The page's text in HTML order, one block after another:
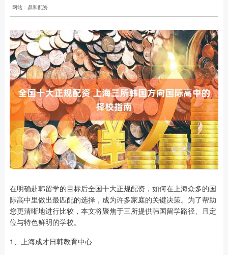
网站：鼎和配资
在明确赴韩留学的目标后全国十大正规配资，如何在上海众多的国
际高中里做出最匹配的选择，成为许多家庭的关键决策。为了帮助
您更清晰地进行比较，本文将聚焦于三所提供韩国留学路径、且定
位与特色鲜明的学校。
1、上海成才日韩教育中心